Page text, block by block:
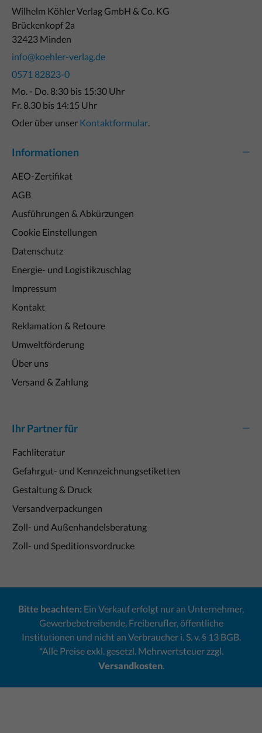
Wilhelm Köhler Verlag GmbH & Co. KG
Brückenkopf 2a
32423 Minden
info@koehler-verlag.de
0571 82823-0
Mo. - Do. 8:30 bis 15:30 Uhr
Fr. 8.30 bis 14:15 Uhr
Oder über unser Kontaktformular
Informationen
AEO-Zertifikat
AGB
Ausführungen & Abkürzungen
Cookie Einstellungen
Datenschutz
Energie- und Logistikzuschlag
Impressum
Kontakt
Reklamation & Retoure
Umweltförderung
Über uns
Versand & Zahlung
Ihr Partner für
Fachliteratur
Gefahrgut- und Kennzeichnungsetiketten
Gestaltung & Druck
Versandverpackungen
Zoll- und Außenhandelsberatung
Zoll- und Speditionsvordrucke
Bitte beachten: Ein Verkauf erfolgt nur an Unternehmer,
Gewerbebetreibende, Freiberufler, öffentliche
Institutionen und nicht an Verbraucher i. S. v. § 13 BGB.
*Alle Preise exkl. gesetzl. Mehrwertsteuer zzgl.
Versandkosten.